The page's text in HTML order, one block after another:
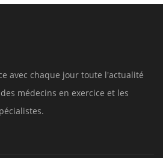
avec chaque jour toute l'actualité
médecins en exercice et les